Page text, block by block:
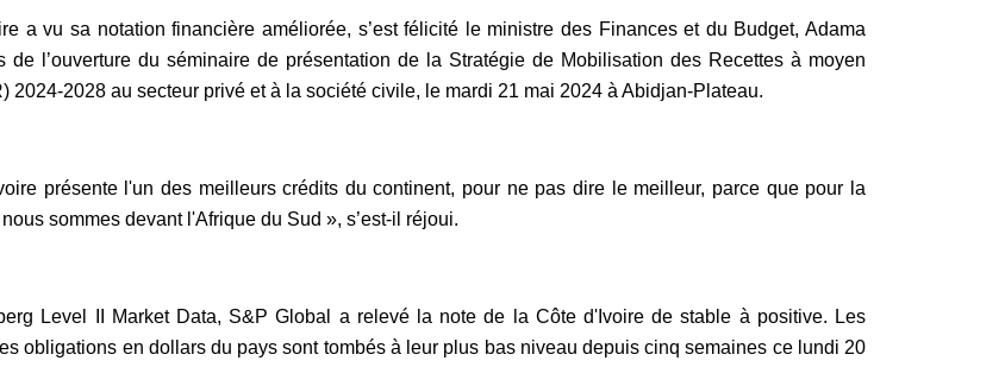
a vu sa notation financière améliorée, s’est félicité le ministre des Finances et du Budget, Adama
de l’ouverture du séminaire de présentation de la Stratégie de Mobilisation des Recettes à moyen
2024-2028 au secteur privé et à la société civile, le mardi 21 mai 2024 à Abidjan-Plateau.
présente l'un des meilleurs crédits du continent, pour ne pas dire le meilleur, parce que pour la
sommes devant l'Afrique du Sud », s’est-il réjoui.
Level II Market Data, S&P Global a relevé la note de la Côte d'Ivoire de stable à positive. Les
obligations en dollars du pays sont tombés à leur plus bas niveau depuis cinq semaines ce lundi 20